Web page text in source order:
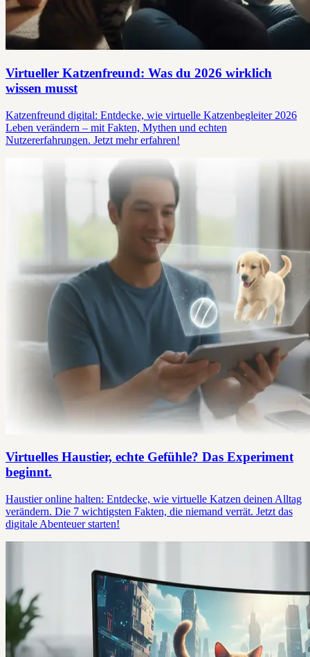
Virtueller Katzenfreund: Was du 2026 wirklich
wissen musst
Katzenfreund digital: Entdecke, wie virtuelle Katzenbegleiter 2026
Leben verändern – mit Fakten, Mythen und echten
Nutzererfahrungen. Jetzt mehr erfahren!
Virtuelles Haustier, echte Gefühle? Das Experiment
beginnt.
Haustier online halten: Entdecke, wie virtuelle Katzen deinen Alltag
verändern. Die 7 wichtigsten Fakten, die niemand verrät. Jetzt das
digitale Abenteuer starten!